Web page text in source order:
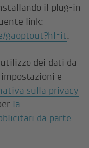
il plug-in
link:
gaoptout?hl=it.
dei dati da
e
sulla privacy
la
da parte